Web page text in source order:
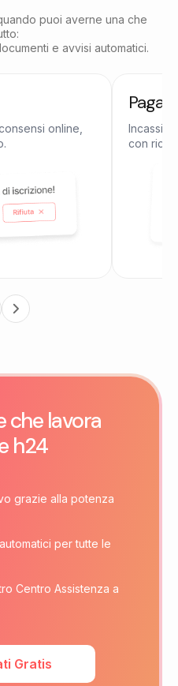
puoi averne una che
e avvisi automatici.
online,
Incassi
con
che lavora
h24
grazie alla potenza
per tutte le
Centro Assistenza a
Gratis